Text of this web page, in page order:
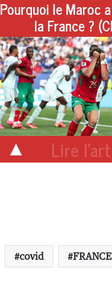
Pourquoi le Maroc
la France ?
Lire
covid FRANCE